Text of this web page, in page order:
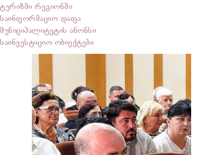
ტურიზმი რეგიონში
საინფორმაციო დაფა
მუნიციპალიტეტის ანონსი
საინვესტიციო ობიექტები